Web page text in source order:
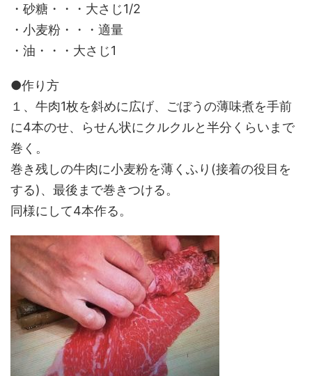
・砂糖・・・大さじ1/2
・小麦粉・・・適量
・油・・・大さじ1
●作り方
１、牛肉1枚を斜めに広げ、ごぼうの薄味煮を手前
に4本のせ、らせん状にクルクルと半分くらいまで
巻く。
巻き残しの牛肉に小麦粉を薄くふり(接着の役目を
する)、最後まで巻きつける。
同様にして4本作る。